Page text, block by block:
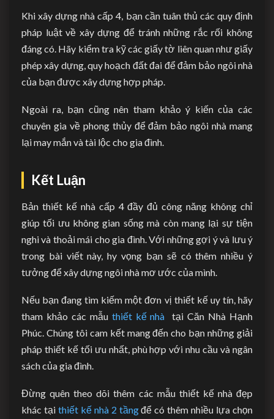
Khi xây dựng nhà cấp 4, bạn cần tuân thủ các quy định
pháp luật về xây dựng để tránh những rắc rối không
đáng có. Hãy kiểm tra kỹ các giấy tờ liên quan như giấy
phép xây dựng, quy hoạch đất đai để đảm bảo ngôi nhà
của bạn được xây dựng hợp pháp.
Ngoài ra, bạn cũng nên tham khảo ý kiến của các
chuyên gia về phong thủy để đảm bảo ngôi nhà mang
lại may mắn và tài lộc cho gia đình.
Kết Luận
Bản thiết kế nhà cấp 4 đầy đủ công năng không chỉ
giúp tối ưu không gian sống mà còn mang lại sự tiện
nghi và thoải mái cho gia đình. Với những gợi ý và lưu ý
trong bài viết này, hy vọng bạn sẽ có thêm nhiều ý
tưởng để xây dựng ngôi nhà mơ ước của mình.
Nếu bạn đang tìm kiếm một đơn vị thiết kế uy tín, hãy
tham khảo các mẫu thiết kế nhà tại Căn Nhà Hạnh
Phúc. Chúng tôi cam kết mang đến cho bạn những giải
pháp thiết kế tối ưu nhất, phù hợp với nhu cầu và ngân
sách của gia đình.
Đừng quên theo dõi thêm các mẫu thiết kế nhà đẹp
khác tại thiết kế nhà 2 tầngđể có thêm nhiều lựa chọn